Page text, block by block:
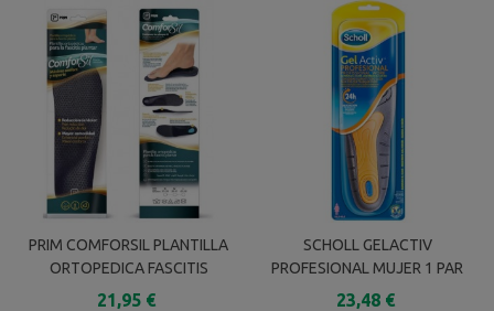
PRIM COMFORSIL PLANTILLA
ORTOPEDICA FASCITIS
PLANTAR TALLA L 42-46 1 PAR
21,95 €
SCHOLL GELACTIV
PROFESIONAL MUJER 1 PAR
23,48 €